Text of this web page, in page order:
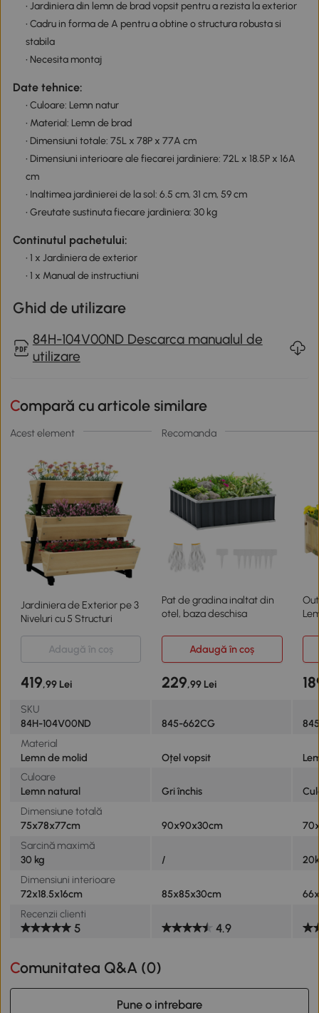
• Jardiniera din lemn de brad vopsit pentru a rezista la exterior
• Cadru in forma de A pentru a obtine o structura robusta si
stabila
• Necesita montaj
Date tehnice:
• Culoare: Lemn natur
• Material: Lemn de brad
• Dimensiuni totale: 75L x 78P x 77A cm
• Dimensiuni interioare ale fiecarei jardiniere: 72L x 18.5P x 16A
cm
• Inaltimea jardinierei de la sol: 6.5 cm, 31 cm, 59 cm
• Greutate sustinuta fiecare jardiniera: 30 kg
Continutul pachetului:
• 1 x Jardiniera de exterior
• 1 x Manual de instructiuni
Ghid de utilizare
84H-104V00ND Descarca manualul de
utilizare
Compară cu articole similare
Acest element Recomanda
Jardiniera de Exterior pe 3
Niveluri cu 5 Structuri
Pat de gradina inaltat din
otel, baza deschisa
Adaugă în coș Adaugă în coș
419,99 Lei 229,99 Lei
SKU
84H-104V00ND
845-662CG
Material
Lemn de molid
Oțel vopsit
Culoare
Lemn natural
Gri închis
Dimensiune totală
75x78x77cm
90x90x30cm
Sarcină maximă
30 kg
/
Dimensiuni interioare
72x18.5x16cm
85x85x30cm
Recenzii clienti
5 4.9
Comunitatea Q&A (0)
Pune o intrebare